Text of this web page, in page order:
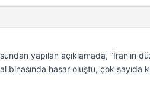
yapılan açıklamada, “İran’ın
binasında hasar oluştu, çok sayıda